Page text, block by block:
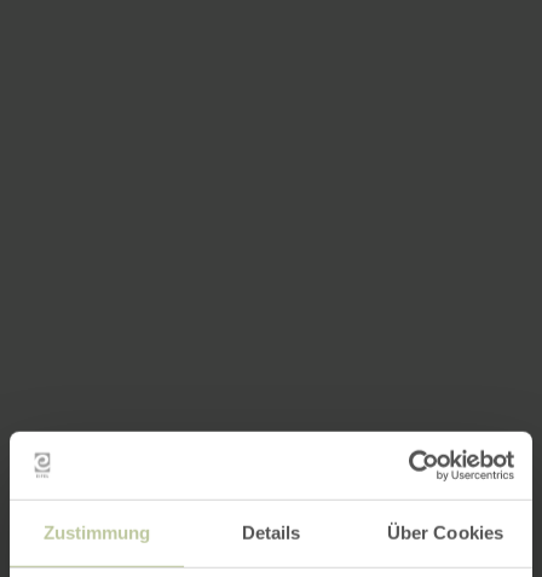
Zustimmung Details Über Cookies